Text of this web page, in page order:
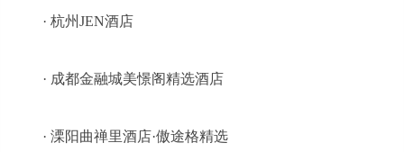
· 杭州JEN酒店
· 成都金融城美憬阁精选酒店
· 溧阳曲禅里酒店·傲途格精选